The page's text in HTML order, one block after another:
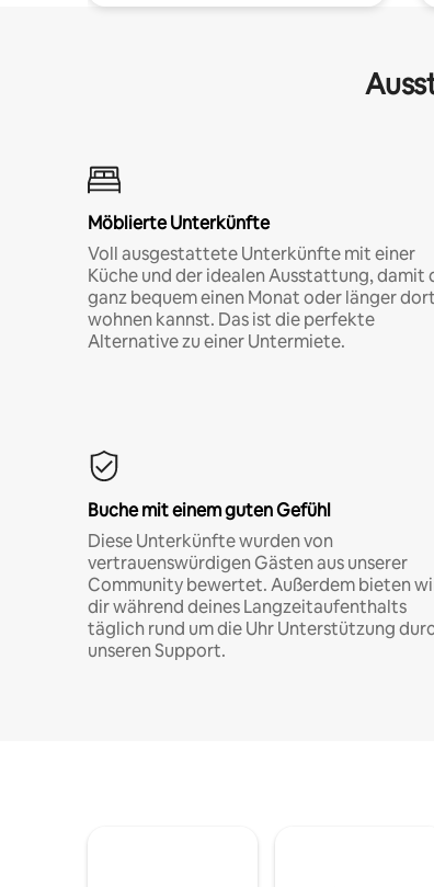
Möblierte Unterkünfte
Voll ausgestattete Unterkünfte mit einer
Küche und der idealen Ausstattung, damit
ganz bequem einen Monat oder länger dort
wohnen kannst. Das ist die perfekte
Alternative zu einer Untermiete.
Buche mit einem guten Gefühl
Diese Unterkünfte wurden von
vertrauenswürdigen Gästen aus unserer
Community bewertet. Außerdem bieten
dir während deines Langzeitaufenthalts
täglich rund um die Uhr Unterstützung
unseren Support.